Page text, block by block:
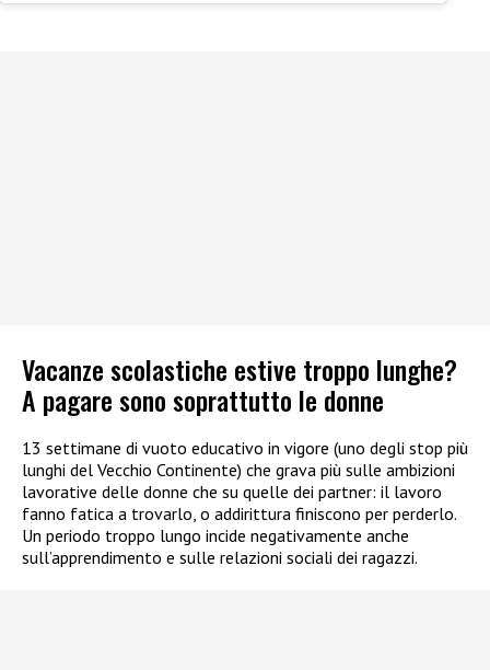
Vacanze scolastiche estive troppo lunghe?
A pagare sono soprattutto le donne
13 settimane di vuoto educativo in vigore (uno degli stop più
lunghi del Vecchio Continente) che grava più sulle ambizioni
lavorative delle donne che su quelle dei partner: il lavoro
fanno fatica a trovarlo, o addirittura finiscono per perderlo.
Un periodo troppo lungo incide negativamente anche
sull’apprendimento e sulle relazioni sociali dei ragazzi.